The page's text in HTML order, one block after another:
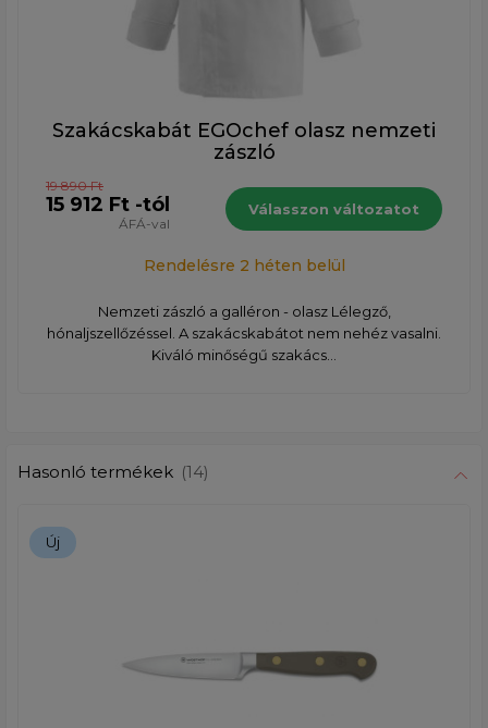
Szakácskabát EGOchef olasz nemzeti
zászló
19 890 Ft
15 912 Ft -tól
ÁFÁ-val
Válasszon változatot
Rendelésre 2 héten belül
Nemzeti zászló a galléron - olasz Lélegző,
hónaljszellőzéssel. A szakácskabátot nem nehéz vasalni.
Kiváló minőségű szakács...
Hasonló termékek (14)
Új